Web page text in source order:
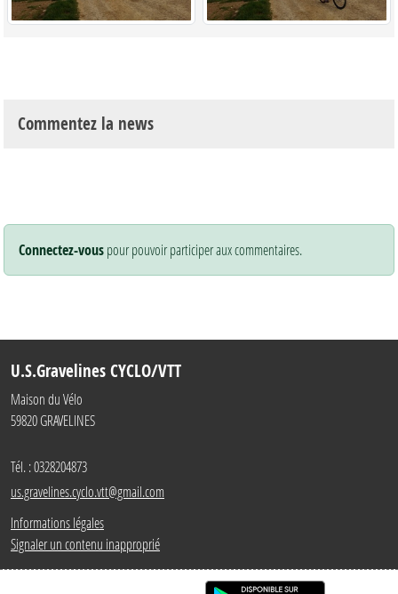
Commentez la news
Connectez-vouspour pouvoir participer aux commentaires.
U.S.Gravelines CYCLO/VTT
Maison du Vélo
59820GRAVELINES
Tél. :0328204873
us.gravelines.cyclo.vtt@gmail.com
Informations légales
Signaler un contenu inapproprié